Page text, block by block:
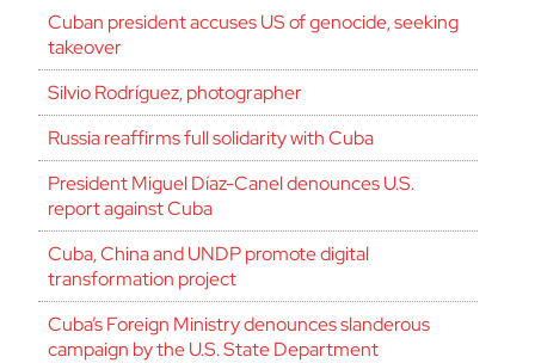
Cuban president accuses US of genocide, seeking
takeover
Silvio Rodríguez, photographer
Russia reaffirms full solidarity with Cuba
President Miguel Díaz-Canel denounces U.S.
report against Cuba
Cuba, China and UNDP promote digital
transformation project
Cuba’s Foreign Ministry denounces slanderous
campaign by the U.S. State Department